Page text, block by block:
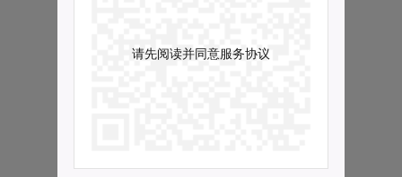
请先阅读并同意服务协议